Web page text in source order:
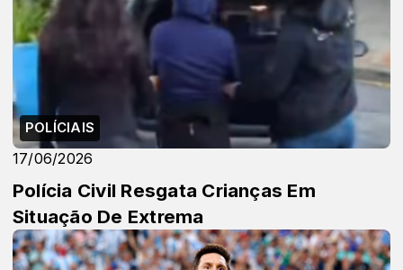
POLÍCIAIS
17/06/2026
Polícia Civil Resgata Crianças Em
Situação De Extrema